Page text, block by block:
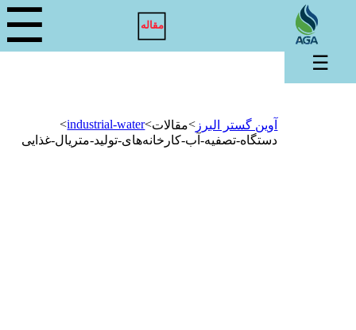
مقاله ☰
آوین گستر البرز >مقالات>
industrial-water
>
دستگاه-تصفیه-آب-کارخانه‌های-تولید-متریال-غذایی
☰